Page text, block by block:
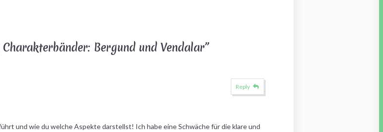
Bergund und Vendalar”
und wie du welche Aspekte darstellst! Ich habe eine Schwäche für die klare und
Reply